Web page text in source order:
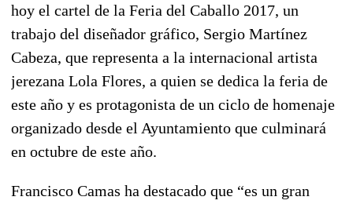
hoy el cartel de la Feria del Caballo 2017, un
trabajo del diseñador gráfico, Sergio Martínez
Cabeza, que representa a la internacional artista
jerezana Lola Flores, a quien se dedica la feria de
este año y es protagonista de un ciclo de homenaje
organizado desde el Ayuntamiento que culminará
en octubre de este año.
Francisco Camas ha destacado que “es un gran